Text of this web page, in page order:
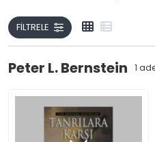
FILTRELE
Peter L. Bernstein 1